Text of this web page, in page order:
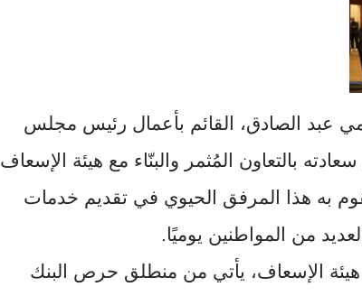
عبد الصادق، القائم بأعمال رئيس مجلس
بالتعاون المُثمر والبنّاء مع هيئة الإسعاف
به هذا المرفق الحيوي في تقديم خدمات
من المواطنين يوميًا.
هيئة الإسعاف، يأتي من منطلق حرص البنك